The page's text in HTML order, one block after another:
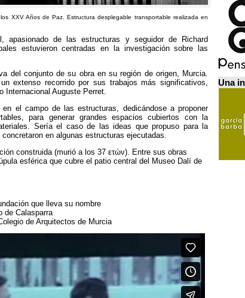
XXV Años de Paz .Estructura desplegable transportable realizada en
,apasionado de las estructuras y seguidor de Richard
estuvieron centradas en la investigación sobre las
del conjunto de su obra en su región de origen, Murcia.
extenso recorrido por sus trabajos más significativos,
Internacional Auguste Perret.
en el campo de las estructuras, dedicándose a proponer
,para generar grandes espacios cubiertos con la
. Sería el caso de las ideas que propuso para la
en algunas estructuras ejecutadas.
construida (murió a los 37 ετών).
Entre sus obras
esférica que cubre el patio central del Museo Dalí de
que lleva su nombre
de Calasparra
de Arquitectos de Murcia
Una